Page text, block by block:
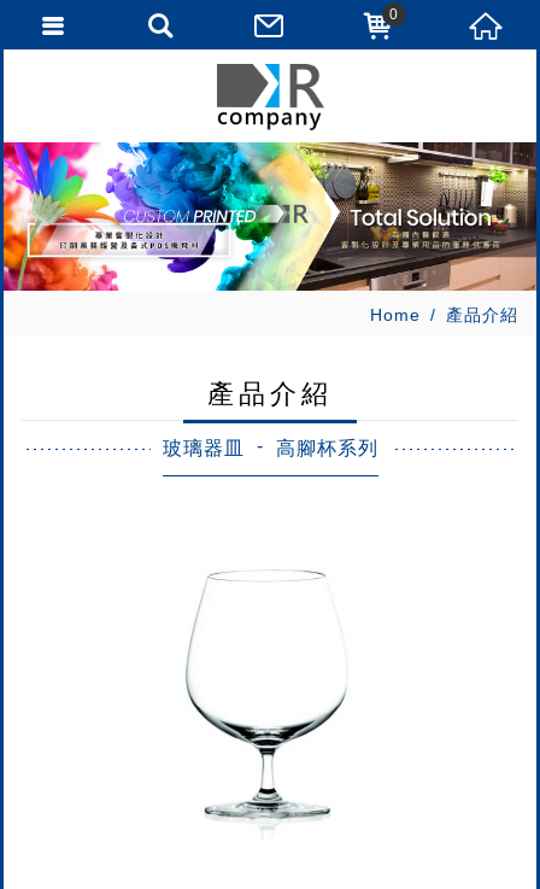
Home 產品介紹
產品介紹
玻璃器皿 高腳杯系列
0